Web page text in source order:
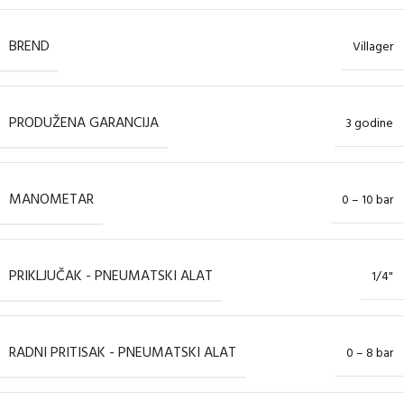
BREND Villager
PRODUŽENA GARANCIJA 3 godine
MANOMETAR 0 – 10 bar
PRIKLJUČAK - PNEUMATSKI ALAT 1/4"
RADNI PRITISAK - PNEUMATSKI ALAT 0 – 8 bar